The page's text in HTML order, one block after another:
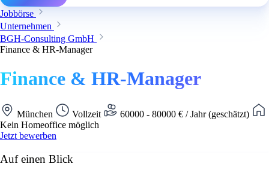
Jobbörse
Unternehmen
BGH-Consulting GmbH
Finance & HR-Manager
Finance & HR-Manager
München Vollzeit
60000 - 80000 € / Jahr (geschätzt)
Kein Homeoffice möglich
Jetzt bewerben
Auf einen Blick